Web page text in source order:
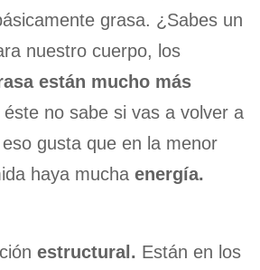
grasa. ¿Sabes un
nuestro cuerpo, los
están mucho más
éste no sabe si vas a volver a
gusta que en la menor
haya mucha energía.
estructural. Están en los